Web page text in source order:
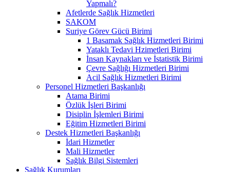
Yapmalı?
Afetlerde Sağlık Hizmetleri
SAKOM
Suriye Görev Gücü Birimi
1 Basamak Sağlık Hizmetleri Birimi
Yataklı Tedavi Hzimetleri Birimi
İnsan Kaynakları ve İstatistik Birimi
Çevre Sağlığı Hizmetleri Birimi
Acil Sağlık Hizmetleri Birimi
Personel Hizmetleri Başkanlığı
Atama Birimi
Özlük İşleri Birimi
Disiplin İşlemleri Birimi
Eğitim Hizmetleri Birimi
Destek Hizmetleri Başkanlığı
İdari Hizmetler
Mali Hizmetler
Sağlık Bilgi Sistemleri
Sağlık Kurumları